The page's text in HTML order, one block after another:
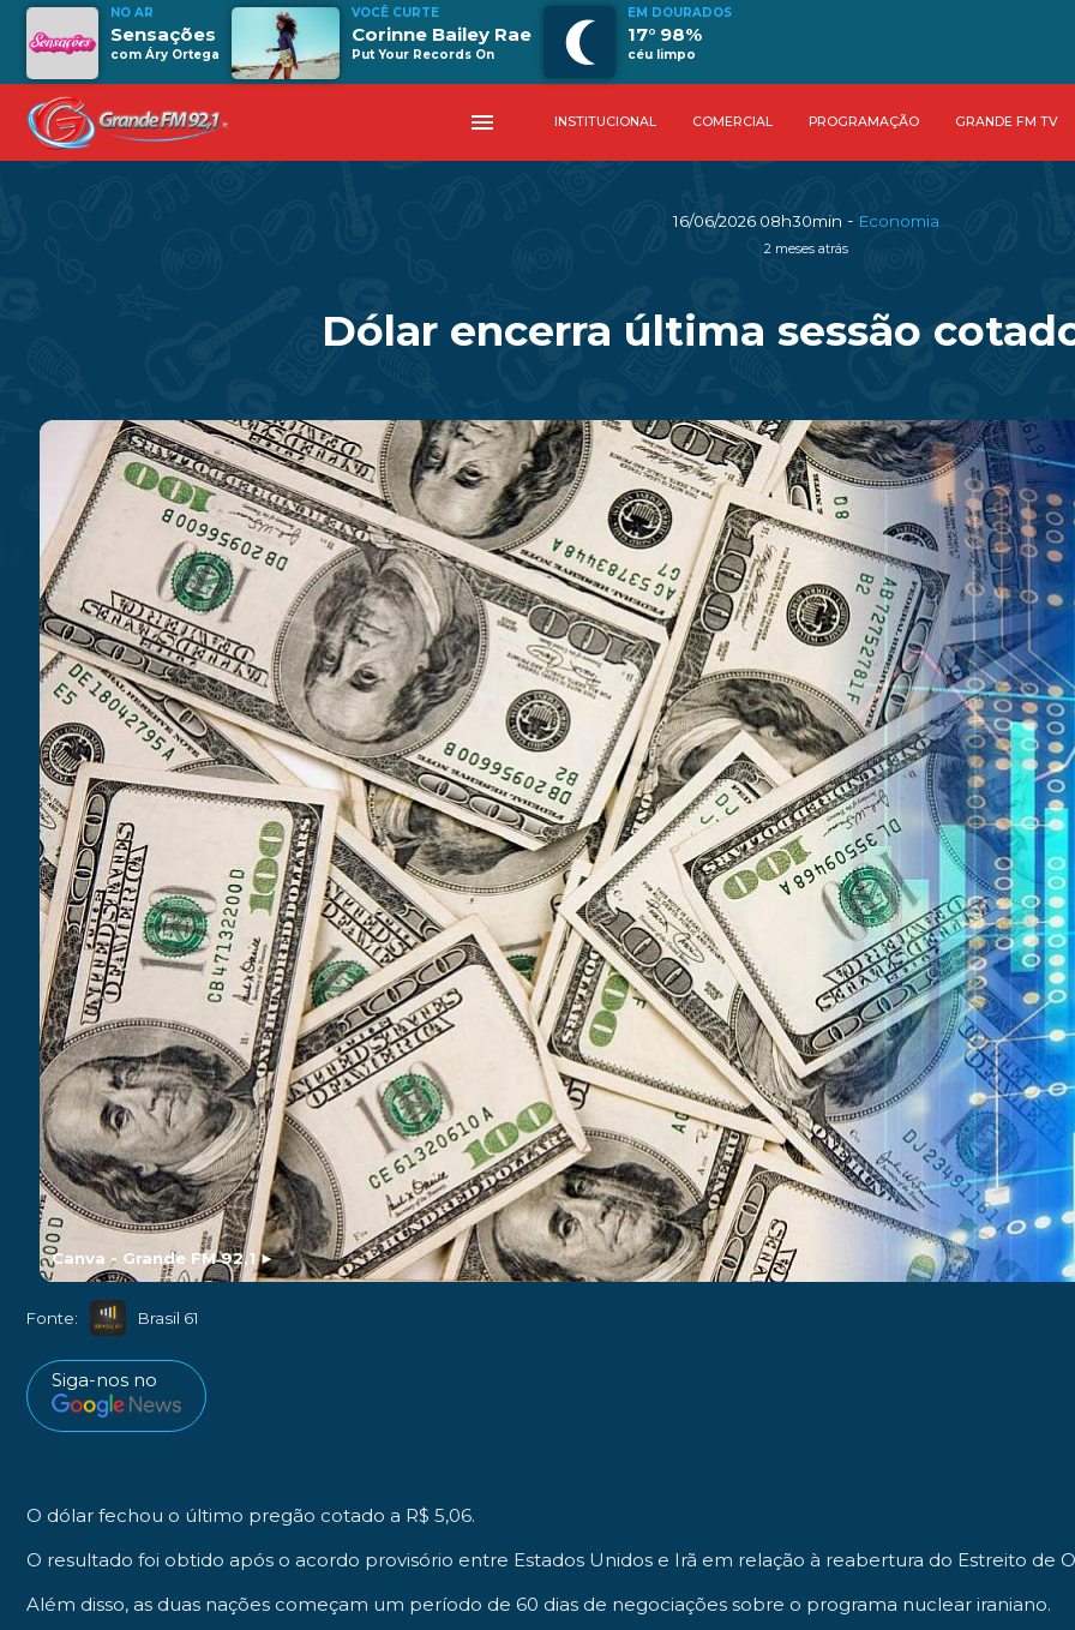
NO AR
Sensações
com Áry Ortega
VOCÊ CURTE
Corinne Bailey Rae
Put Your Records On
EM DOURADOS
17° 98%
céu limpo
menu INSTITUCIONAL COMERCIAL PROGRAMAÇÃO GRANDE FM TV
16/06/2026 08h30min - Economia
2 meses atrás
Dólar encerra última sessão
Canva - Grande FM 92,1►
Fonte: Brasil 61
Siga-nos no
O dólar fechou o último pregão cotado a R$ 5,06.
O resultado foi obtido após o acordo provisório entre Estados Unidos e Irã em relação à reabertura do Estreito de
Além disso, as duas nações começam um período de 60 dias de negociações sobre o programa nuclear iraniano.